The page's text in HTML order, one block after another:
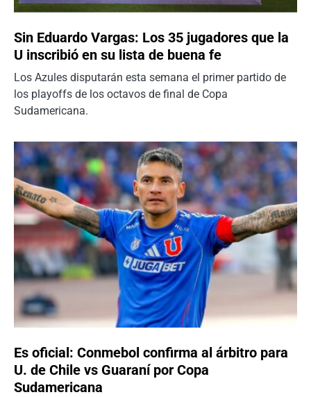
Sin Eduardo Vargas: Los 35 jugadores que la
U inscribió en su lista de buena fe
Los Azules disputarán esta semana el primer partido de
los playoffs de los octavos de final de Copa
Sudamericana.
Es oficial: Conmebol confirma al árbitro para
U. de Chile vs Guaraní por Copa
Sudamericana